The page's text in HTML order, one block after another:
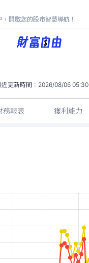
，開啟您的股市智慧導航！
34.15
0.43%
更新時間： 2026/08/06 05:30
務報表 獲利能力